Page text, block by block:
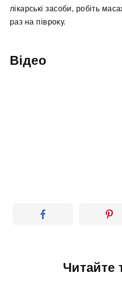
лікарські засоби, робіть
раз на півроку.
Відео
Читайте